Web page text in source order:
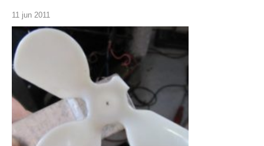
11 jun 2011